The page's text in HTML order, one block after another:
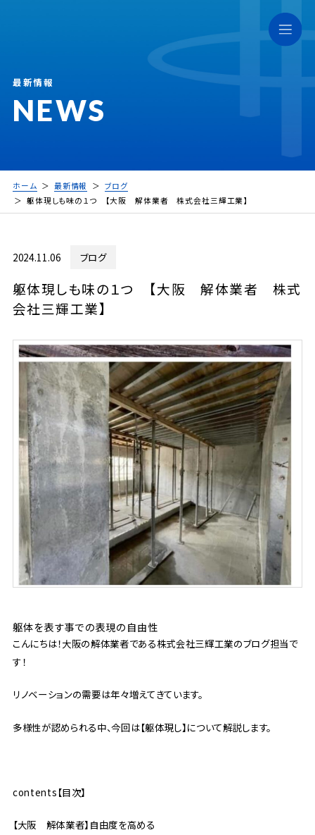
NEWS
最新情報
ホーム 最新情報
ブログ
躯体現しも味の１つ 【大阪 解体業者 株式会社三輝工業】
2024.11.06 ブログ
躯体現しも味の１つ 【大阪 解体業者 株式
会社三輝工業】
躯体を表す事での表現の自由性
こんにちは！大阪の解体業者である株式会社三輝工業のブログ担当で
す！
リノベーションの需要は年々増えてきています。
多様性が認められる中、今回は【躯体現し】について解説します。
contents【目次】
【大阪 解体業者】自由度を高める